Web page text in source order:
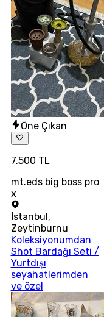
Öne Çıkan
7.500 TL
mt.eds big boss pro
x
İstanbul ,
Zeytinburnu
Koleksiyonumdan
Shot Bardağı Seti /
Yurtdışı
seyahatlerimden
ve özel